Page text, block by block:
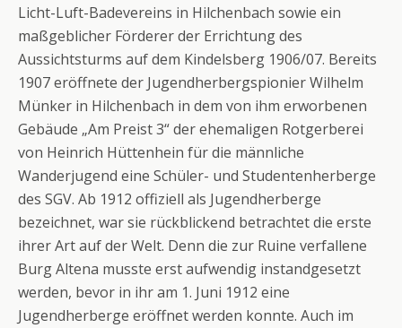
Licht-Luft-Badevereins in Hilchenbach sowie ein
maßgeblicher Förderer der Errichtung des
Aussichtsturms auf dem Kindelsberg 1906/07. Bereits
1907 eröffnete der Jugendherbergspionier Wilhelm
Münker in Hilchenbach in dem von ihm erworbenen
Gebäude „Am Preist 3“ der ehemaligen Rotgerberei
von Heinrich Hüttenhein für die männliche
Wanderjugend eine Schüler- und Studentenherberge
des SGV. Ab 1912 offiziell als Jugendherberge
bezeichnet, war sie rückblickend betrachtet die erste
ihrer Art auf der Welt. Denn die zur Ruine verfallene
Burg Altena musste erst aufwendig instandgesetzt
werden, bevor in ihr am 1. Juni 1912 eine
Jugendherberge eröffnet werden konnte. Auch im